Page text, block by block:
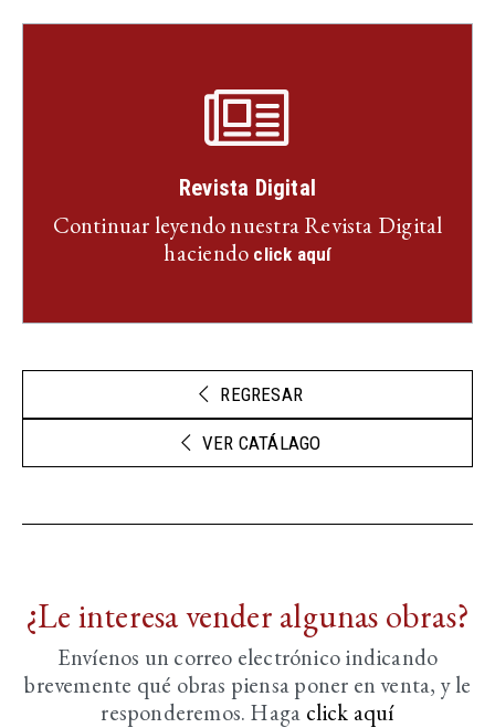
Revista Digital
Continuar leyendo nuestra Revista Digital
haciendo click aquí
REGRESAR
VER CATÁLAGO
¿Le interesa vender algunas obras?
Envíenos un correo electrónico indicando
brevemente qué obras piensa poner en venta, y le
responderemos. Haga click aquí­